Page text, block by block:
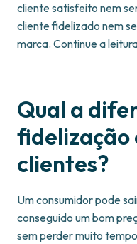
cliente satisfeito nem
cliente fidelizado nem
marca. Continue a
Qual a
fidelização
clientes?
Um consumidor pode
conseguido um bom
sem perder muito